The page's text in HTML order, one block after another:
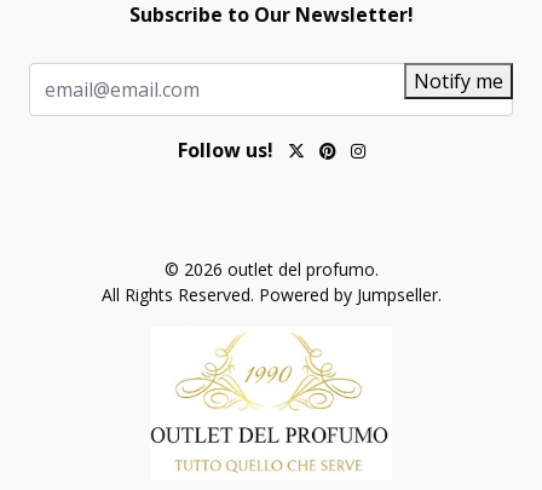
Subscribe to Our Newsletter!
Notify me
Follow us!
© 2026 outlet del profumo.
All Rights Reserved. Powered by Jumpseller.